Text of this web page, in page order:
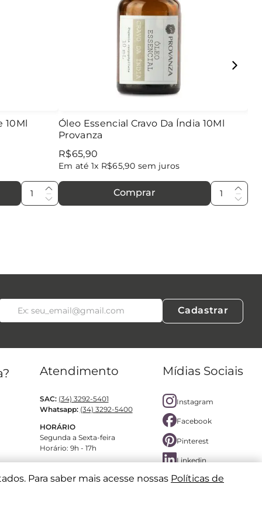
Para saber mais acesse nossas Políticas de
10Ml
Óleo Essencial Cravo Da Índia 10Ml
Provanza
R$65,90
Em até 1x R$65,90 sem juros
Comprar
Cadastrar
Atendimento
SAC: (34) 3292-5401
Whatsapp: (34) 3292-5400
HORÁRIO
Segunda a Sexta-feira
Horário: 9h - 17h
Mídias Sociais
Instagram
Facebook
Pinterest
Linkedin